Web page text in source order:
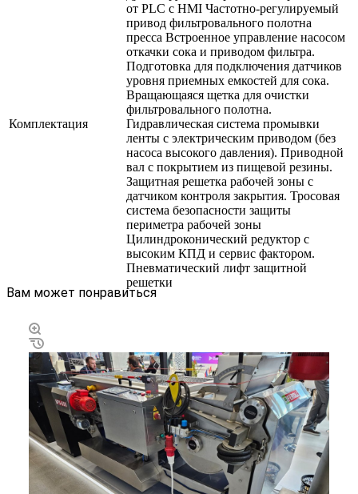
Комплектация
от PLC c HMI Частотно-регулируемый
привод фильтровального полотна
пресса Встроенное управление насосом
откачки сока и приводом фильтра.
Подготовка для подключения датчиков
уровня приемных емкостей для сока.
Вращающаяся щетка для очистки
фильтровального полотна.
Гидравлическая система промывки
ленты с электрическим приводом (без
насоса высокого давления). Приводной
вал с покрытием из пищевой резины.
Защитная решетка рабочей зоны с
датчиком контроля закрытия. Тросовая
система безопасности защиты
периметра рабочей зоны
Цилиндроконический редуктор с
высоким КПД и сервис фактором.
Пневматический лифт защитной
решетки
Вам может понравиться